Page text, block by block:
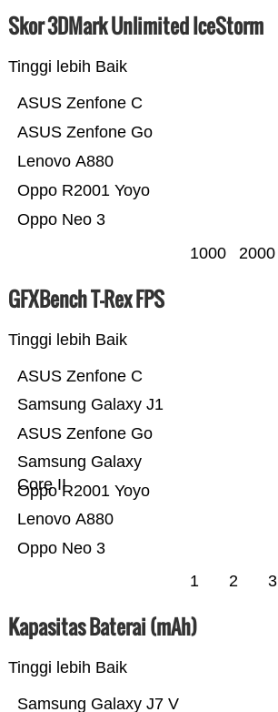
Skor 3DMark Unlimited IceStorm
Tinggi lebih Baik
Oppo Neo 3
Oppo R2001 Yoyo
Lenovo A880
ASUS Zenfone Go
ASUS Zenfone C
1000 2000
GFXBench T-Rex FPS
Tinggi lebih Baik
Oppo Neo 3
Lenovo A880
Oppo R2001 Yoyo
Samsung Galaxy
Core II
ASUS Zenfone Go
Samsung Galaxy J1
ASUS Zenfone C
1 2 3
Kapasitas Baterai (mAh)
Tinggi lebih Baik
Samsung Galaxy J7 V